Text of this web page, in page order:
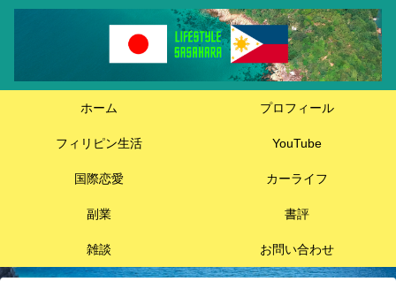
ホーム プロフィール
フィリピン生活 YouTube
国際恋愛 カーライフ
副業 書評
雑談 お問い合わせ